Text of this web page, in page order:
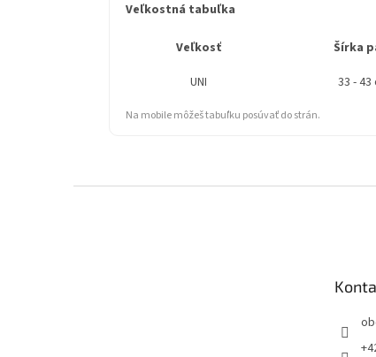
Veľkostná tabuľka
Veľkosť Šírka
UNI
33 - 43
Na mobile môžeš tabuľku posúvať do strán.